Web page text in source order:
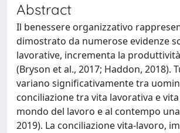
Abstract
Il benessere organizzativo
dimostrato da numerose evidenze
lavorative, incrementa la
(Bryson et al., 2017; Haddon,
variano significativamente tra
conciliazione tra vita lavorativa e
mondo del lavoro e al contempo
2019). La conciliazione vita-lavoro,